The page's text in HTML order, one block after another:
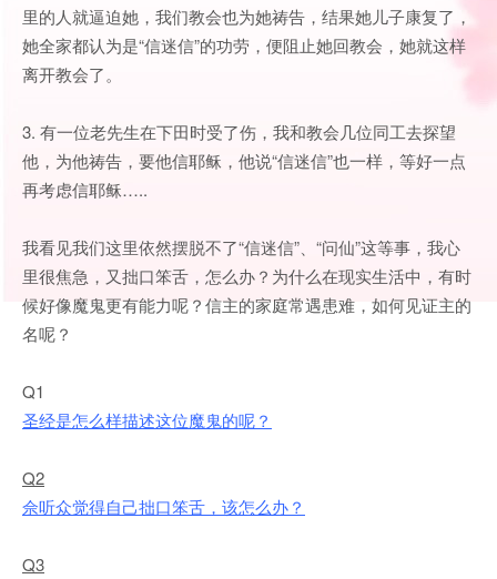
里的人就逼迫她，我们教会也为她祷告，结果她儿子康复了，
她全家都认为是“信迷信”的功劳，便阻止她回教会，她就这样
离开教会了。
3. 有一位老先生在下田时受了伤，我和教会几位同工去探望
他，为他祷告，要他信耶稣，他说“信迷信”也一样，等好一点
再考虑信耶稣…..
我看见我们这里依然摆脱不了“信迷信”、“问仙”这等事，我心
里很焦急，又拙口笨舌，怎么办？为什么在现实生活中，有时
候好像魔鬼更有能力呢？信主的家庭常遇患难，如何见证主的
名呢？
Q1
圣经是怎么样描述这位魔鬼的呢？
Q2
佘听众觉得自己拙口笨舌，该怎么办？
Q3